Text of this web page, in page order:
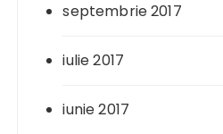
septembrie 2017
iulie 2017
iunie 2017